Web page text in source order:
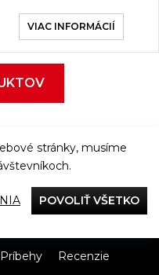
VIAC INFORMÁCIÍ
Príbehy Recenzie
stránky, musíme
POVOLIŤ VŠETKO